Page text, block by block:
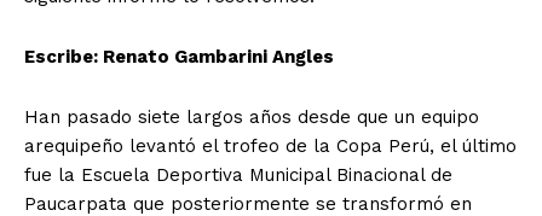
Escribe: Renato Gambarini Angles
Han pasado siete largos años desde que un equipo
arequipeño levantó el trofeo de la Copa Perú, el último
fue la Escuela Deportiva Municipal Binacional de
Paucarpata que posteriormente se transformó en